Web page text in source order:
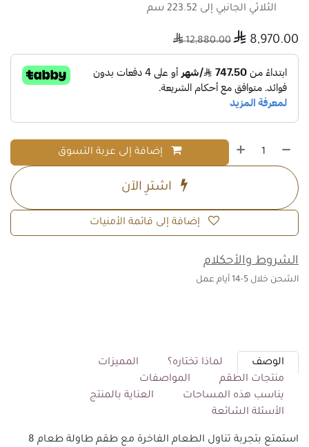
الثلاثي الجانبي إلى 223.52 سم
8,970.00
12,880.00

إضافة إلى عربة التسوق
اشترِ الآن
إضافة إلى قائمة الأمنيات
الشروط والأحكلام
الشحن خلال 5-14 أيام عمل
الوصف لماذا تختاره؟
المميزات
منتجات الطقم
المواصفات
يناسب هذه المساحات
العناية بالمنتج
الأسئلة الشائعة
استمتع بتجربة تناول الطعام الفاخرة مع طقم طاولة طعام 8